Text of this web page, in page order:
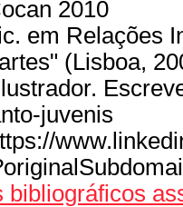
2010
em Relações
(Lisboa,
juvenis
bibliográficos